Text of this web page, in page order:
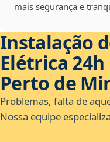
mais segurança e
Instalação
Elétrica 24h
Perto de
Problemas, falta de
Nossa equipe